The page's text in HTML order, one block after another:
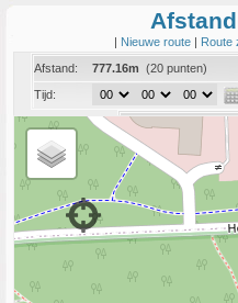
| Nieuwe route | Route
Afstand:
777.16m (20 punten)
Tijd:
Coord:
Info:
Link naar deze